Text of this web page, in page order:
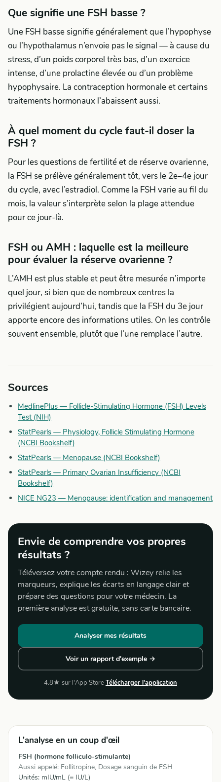
Que signifie une FSH basse ?
Une FSH basse signifie généralement que l’hypophyse
ou l’hypothalamus n’envoie pas le signal — à cause du
stress, d’un poids corporel très bas, d’un exercice
intense, d’une prolactine élevée ou d’un problème
hypophysaire. La contraception hormonale et certains
traitements hormonaux l’abaissent aussi.
À quel moment du cycle faut-il doser la
FSH ?
Pour les questions de fertilité et de réserve ovarienne,
la FSH se prélève généralement tôt, vers le 2e–4e jour
du cycle, avec l’estradiol. Comme la FSH varie au fil du
mois, la valeur s’interprète selon la plage attendue
pour ce jour-là.
FSH ou AMH : laquelle est la meilleure
pour évaluer la réserve ovarienne ?
L’AMH est plus stable et peut être mesurée n’importe
quel jour, si bien que de nombreux centres la
privilégient aujourd’hui, tandis que la FSH du 3e jour
apporte encore des informations utiles. On les contrôle
souvent ensemble, plutôt que l’une remplace l’autre.
Sources
MedlinePlus — Follicle-Stimulating Hormone (FSH) Levels
Test (NIH)
StatPearls — Physiology, Follicle Stimulating Hormone
(NCBI Bookshelf)
StatPearls — Menopause (NCBI Bookshelf)
StatPearls — Primary Ovarian Insufficiency (NCBI
Bookshelf)
NICE NG23 — Menopause: identification and management
Envie de comprendre vos propres
résultats ?
Téléversez votre compte rendu : Wizey relie les
marqueurs, explique les écarts en langage clair et
prépare des questions pour votre médecin. La
première analyse est gratuite, sans carte bancaire.
Analyser mes résultats
Voir un rapport d'exemple →
4.8★ sur l'App StoreTélécharger l'application
L'analyse en un coup d'œil
FSH (hormone folliculo-stimulante)
Aussi appelé: Follitropine, Dosage sanguin de FSH
Unités: mIU/mL (= IU/L)